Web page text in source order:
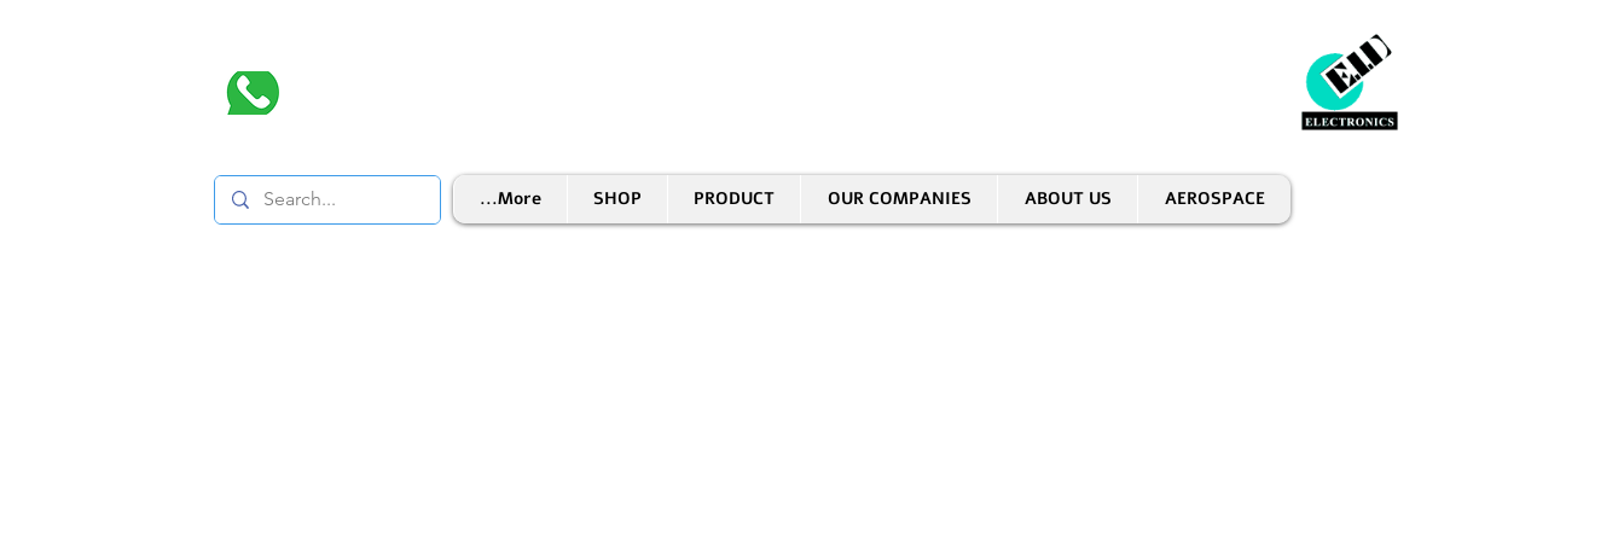
AEROSPACE
ABOUT US
OUR COMPANIES
PRODUCT
SHOP
More...